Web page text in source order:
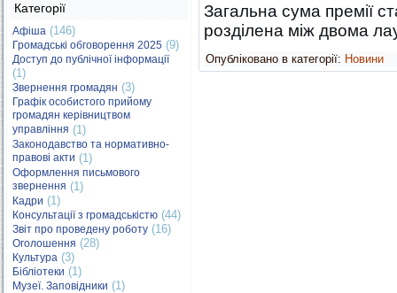
Категорії
Афіша (146)
Громадські обговорення 2025 (9)
Доступ до публічної інформації
(1)
Звернення громадян (3)
Графік особистого прийому
громадян керівництвом
управління (1)
Законодавство та нормативно-
правові акти (1)
Оформлення письмового
звернення (1)
Кадри (1)
Консультації з громадськістю (44)
Звіт про проведену роботу (16)
Оголошення (28)
Культура (3)
Бібліотеки (1)
Музеї. Заповідники (1)
Загальна сума премії
розділена між двома
Опубліковано в категорії: Новини